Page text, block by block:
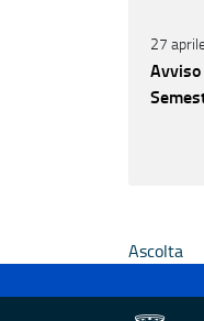
27
Ascolta